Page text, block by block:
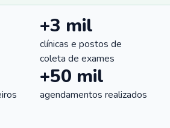
+3 mil
clínicas e postos de
coleta de exames
+50 mil
agendamentos realizados